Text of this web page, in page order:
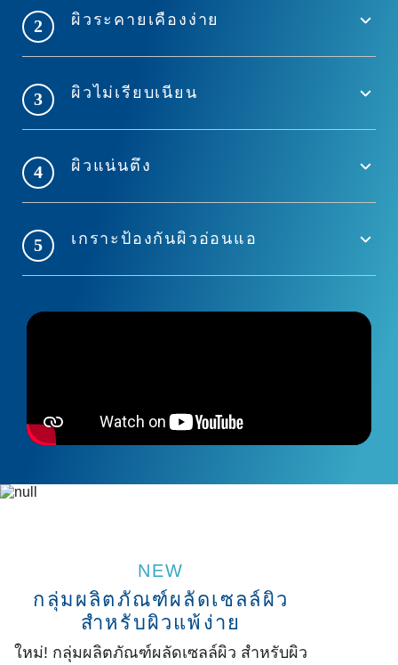
2 ผิวระคายเคืองง่าย
3 ผิวไม่เรียบเนียน
4 ผิวแน่นตึง
5 เกราะป้องกันผิวอ่อนแอ
NEW
กลุ่มผลิตภัณฑ์ผลัดเซลล์ผิว
สำหรับผิวแพ้ง่าย
ใหม่! กลุ่มผลิตภัณฑ์ผลัดเซลล์ผิว สำหรับผิว